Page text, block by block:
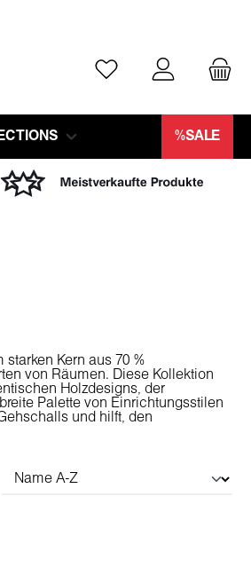
You have 0 wishlist
%SALE
Kern aus 70 %
von Räumen. Diese Kollektion
Holzdesigns, der
Palette von Einrichtungsstilen
und hilft, den